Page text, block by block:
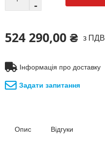
524 290,00 ₴ з ПДВ
Інформація про доставку
Задати запитання
Опис Відгуки